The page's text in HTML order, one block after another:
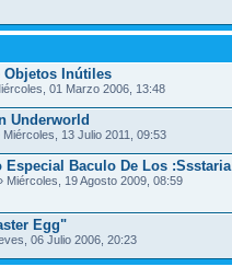
Objetos Inútiles
01 Marzo 2006, 13:48
Underworld
Miércoles, 13 Julio 2011, 09:53
Especial Baculo De Los :Ssstaria
Miércoles, 19 Agosto 2009, 08:59
Egg"
06 Julio 2006, 20:23